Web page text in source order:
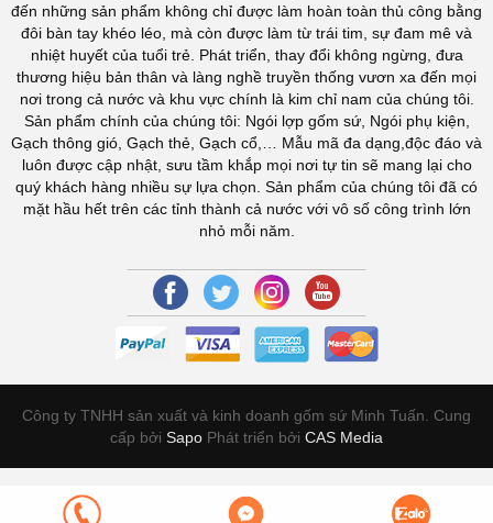
đến những sản phẩm không chỉ được làm hoàn toàn thủ công bằng
đôi bàn tay khéo léo, mà còn được làm từ trái tim, sự đam mê và
nhiệt huyết của tuổi trẻ. Phát triển, thay đổi không ngừng, đưa
thương hiệu bản thân và làng nghề truyền thống vươn xa đến mọi
nơi trong cả nước và khu vực chính là kim chỉ nam của chúng tôi.
Sản phẩm chính của chúng tôi: Ngói lợp gốm sứ, Ngói phụ kiện,
Gạch thông gió, Gạch thẻ, Gạch cổ,… Mẫu mã đa dạng,độc đáo và
luôn được cập nhật, sưu tầm khắp mọi nơi tự tin sẽ mang lại cho
quý khách hàng nhiều sự lựa chọn. Sản phẩm của chúng tôi đã có
mặt hầu hết trên các tỉnh thành cả nước với vô số công trình lớn
nhỏ mỗi năm.
Công ty TNHH sản xuất và kinh doanh gốm sứ Minh Tuấn. Cung
cấp bởi Sapo Phát triển bởi CAS Media